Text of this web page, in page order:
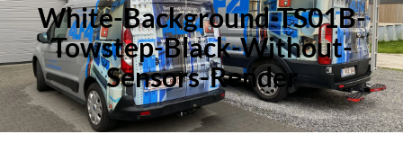
White-Background-TS01B-
Towstep-Black-Without-
Sensors-Render